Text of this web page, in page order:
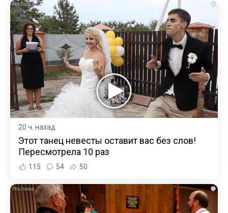
i
20 ч. назад
Этот танец невесты оставит вас без слов!
Пересмотрела 10 раз
115 54 50
i